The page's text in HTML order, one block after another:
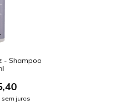
- Shampoo
sem juros